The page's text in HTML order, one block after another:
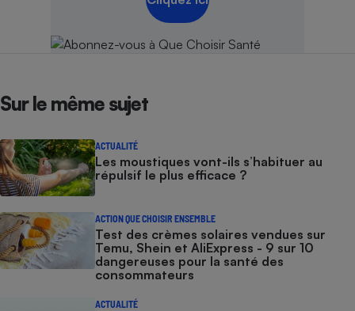
Sur le même sujet
ACTUALITÉ
Les moustiques vont-ils s’habituer au
répulsif le plus efficace ?
ACTION QUE CHOISIR ENSEMBLE
Test des crèmes solaires vendues sur
Temu, Shein et AliExpress - 9 sur 10
dangereuses pour la santé des
consommateurs
ACTUALITÉ